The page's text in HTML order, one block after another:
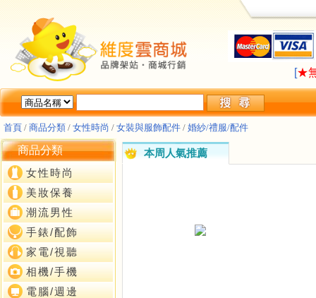
[★
首頁 / 商品分類 / 女性時尚 / 女裝與服飾配件 / 婚紗/禮服/配件
商品分類
女性時尚
美妝保養
潮流男性
手錶/配飾
家電/視聽
相機/手機
電腦/週邊
本周人氣推薦